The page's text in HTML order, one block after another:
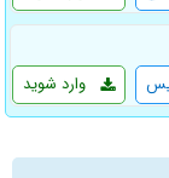
وارد شوید